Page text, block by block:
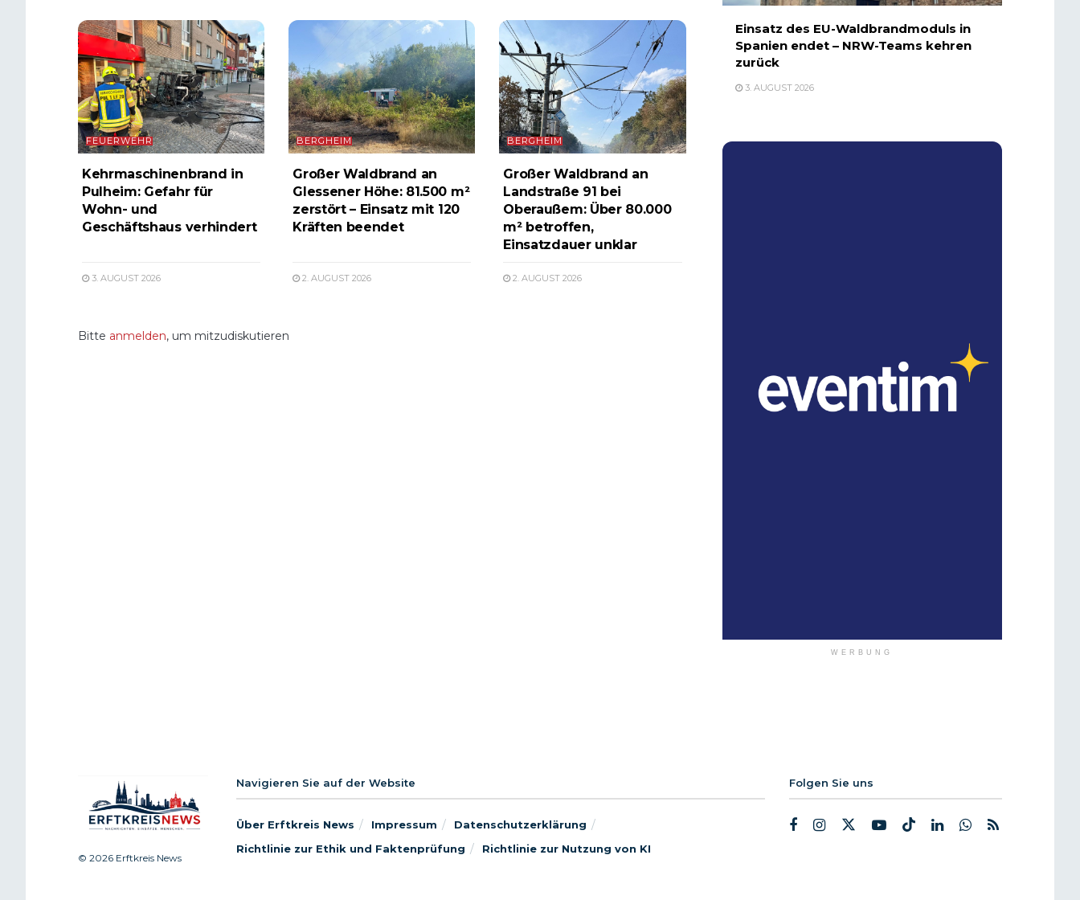
FEUERWEHR
Kehrmaschinenbrand in
Pulheim: Gefahr für
Wohn- und
Geschäftshaus verhindert
3. AUGUST 2026
BERGHEIM
Großer Waldbrand an
Glessener Höhe: 81.500 m²
zerstört – Einsatz mit 120
Kräften beendet
2. AUGUST 2026
BERGHEIM
Großer Waldbrand an
Landstraße 91 bei
Oberaußem: Über 80.000
m² betroffen,
Einsatzdauer unklar
2. AUGUST 2026
Bitte anmelden, um mitzudiskutieren
Einsatz des EU-Waldbrandmoduls in
Spanien endet – NRW-Teams kehren
zurück
3. AUGUST 2026
WERBUNG
© 2026 Erftkreis News
Navigieren Sie auf der Website
Über Erftkreis News Impressum
Datenschutzerklärung
Richtlinie zur Ethik und Faktenprüfung
Richtlinie zur Nutzung von KI
Folgen Sie uns